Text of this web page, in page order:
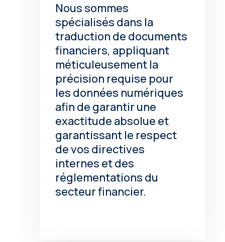
Nous sommes
spécialisés dans la
traduction de documents
financiers, appliquant
méticuleusement la
précision requise pour
les données numériques
afin de garantir une
exactitude absolue et
garantissant le respect
de vos directives
internes et des
réglementations du
secteur financier.